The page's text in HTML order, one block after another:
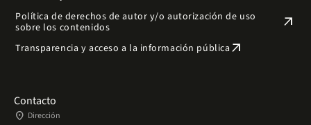
Política de derechos de autor y/o autorización de uso
sobre los contenidos
arrow_outward
Transparencia y acceso a la información pública arrow_outward
Contacto
place Dirección